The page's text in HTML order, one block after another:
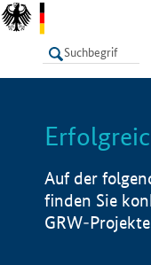
LISTE
Auf der
finden Sie
GRW-